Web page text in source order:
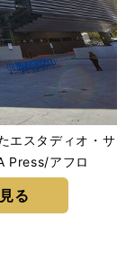
エスタディオ・サ
Press/アフロ
る